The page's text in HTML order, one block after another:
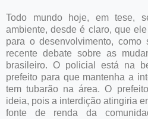
Todo mundo hoje, em tese,
ambiente, desde é claro, que
para o desenvolvimento,
recente debate sobre as
brasileiro. O policial está na
prefeito para que mantenha a
tem tubarão na área. O
ideia, pois a interdição atingiria
fonte de renda da